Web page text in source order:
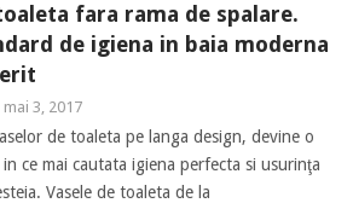
fara rama de spalare.
de igiena in baia moderna
mai 3, 2017
de toaleta pe langa design, devine o
ce mai cautata igiena perfecta si usurinţa
Vasele de toaleta de la